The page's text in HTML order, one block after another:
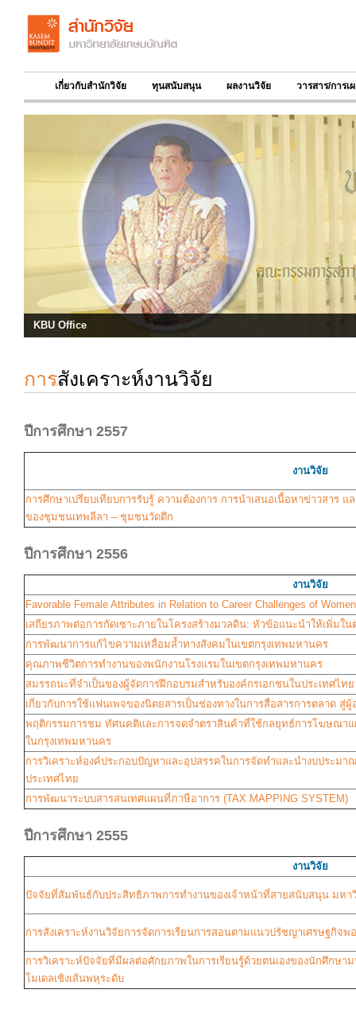
เกี่ยวกับสำนักวิจัย ทุนสนับสนุน ผลงานวิจัย วารสาร/การเ
KBU Office
การสังเคราะห์งานวิจัย
ปีการศึกษา 2557
งานวิจัย
การศึกษาเปรียบเทียบการรับรู้ ความต้องการ การนำเสนอเนื้อหาข่าวสาร
ของชุมชนเทพลีลา – ชุมชนวัดตึก
ปีการศึกษา 2556
งานวิจัย
Favorable Female Attributes in Relation to Career Challenges of
เสถียรภาพต่อการกัดเซาะภายในโครงสร้างมวลดิน: หัวข้อแนะนำให้เพิ่มใ
การพัฒนาการแก้ไขความเหลื่อมล้ำทางสังคมในเขตกรุงเทพมหานคร
คุณภาพชีวิตการทำงานของพนักงานโรงแรมในเขตกรุงเทพมหานคร
สมรรถนะที่จำเป็นของผู้จัดการฝึกอบรมสำหรับองค์กรเอกชนในประเทศไท
เกี่ยวกับการใช้แฟนเพจของนิตยสารเป็นช่องทางในการสื่อสารการตลาด สู่ผู้
พฤติกรรมการชม ทัศนคติและการจดจำตราสินค้าที่ใช้กลยุทธ์การโฆษณาแ
ในกรุงเทพมหานคร
การวิเคราะห์องค์ประกอบปัญหาและอุปสรรคในการจัดทำและนำงบประม
ประเทศไทย
การพัฒนาระบบสารสนเทศแผนที่ภาษีอาการ (TAX MAPPING SYSTEM)
ปีการศึกษา 2555
งานวิจัย
ปัจจัยที่สัมพันธ์กับประสิทธิภาพการทำงานของเจ้าหน้าที่สายสนับสนุน มห
การสังเคราะห์งานวิจัยการจัดการเรียนการสอนตามแนวปรัชญาเศรษฐกิจ
การวิเคราะห์ปัจจัยที่มีผลต่อศักยภาพในการเรียนรู้ด้วยตนเองของนักศึกษา
โมเดลเชิงเส้นพหุระดับ